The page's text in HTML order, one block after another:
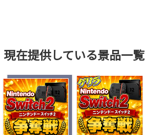
現在提供している景品一覧